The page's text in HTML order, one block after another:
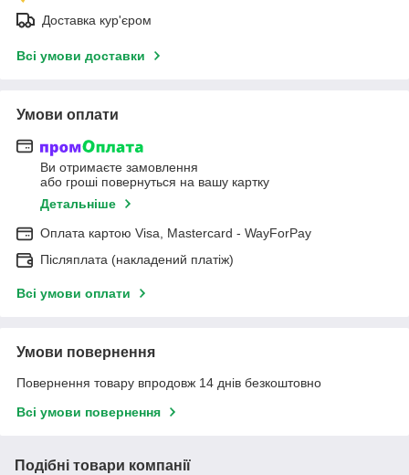
Доставка кур'єром
Всі умови доставки
Умови оплати
Ви отримаєте замовлення
або гроші повернуться на вашу картку
Детальніше
Оплата картою Visa, Mastercard - WayForPay
Післяплата (накладений платіж)
Всі умови оплати
Умови повернення
Повернення товару впродовж 14 днів безкоштовно
Всі умови повернення
Подібні товари компанії